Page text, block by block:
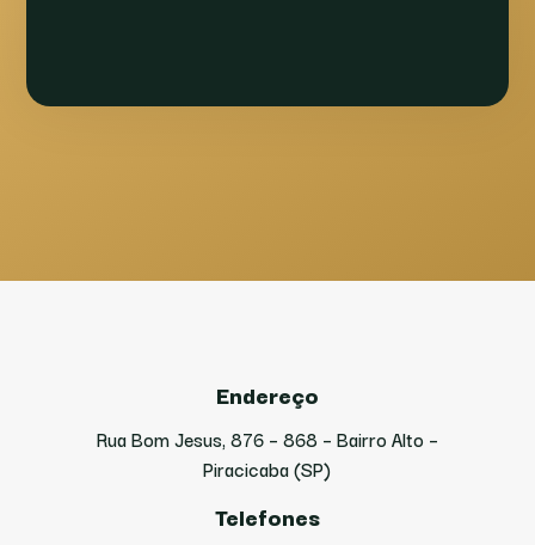
Endereço
Rua Bom Jesus, 876 – 868 – Bairro Alto –
Piracicaba (SP)
Telefones